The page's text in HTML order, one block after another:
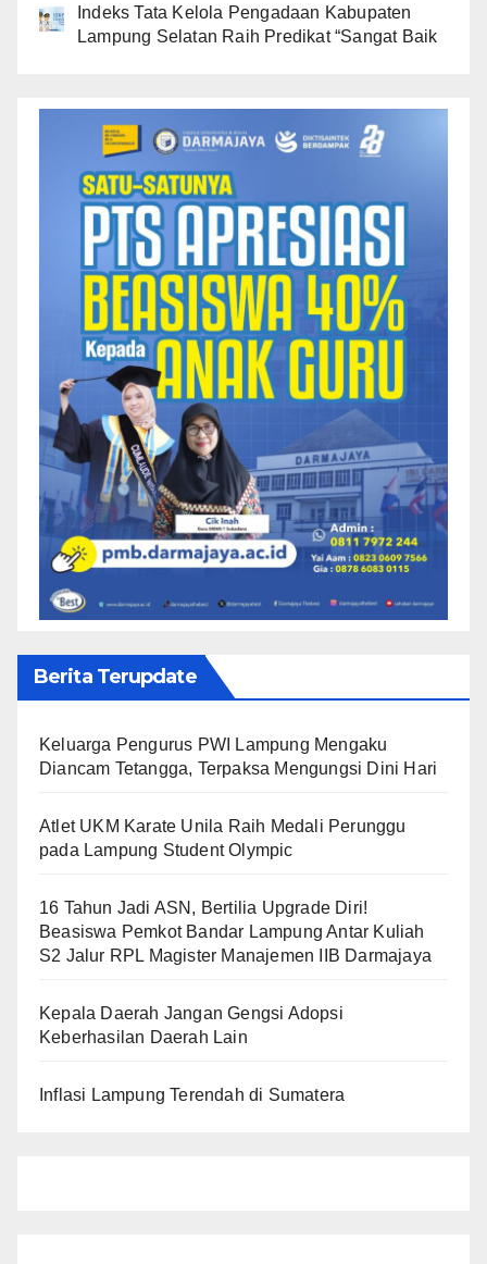
Indeks Tata Kelola Pengadaan Kabupaten
Lampung Selatan Raih Predikat “Sangat Baik
Berita Terupdate
Keluarga Pengurus PWI Lampung Mengaku
Diancam Tetangga, Terpaksa Mengungsi Dini Hari
Atlet UKM Karate Unila Raih Medali Perunggu
pada Lampung Student Olympic
16 Tahun Jadi ASN, Bertilia Upgrade Diri!
Beasiswa Pemkot Bandar Lampung Antar Kuliah
S2 Jalur RPL Magister Manajemen IIB Darmajaya
Kepala Daerah Jangan Gengsi Adopsi
Keberhasilan Daerah Lain
Inflasi Lampung Terendah di Sumatera